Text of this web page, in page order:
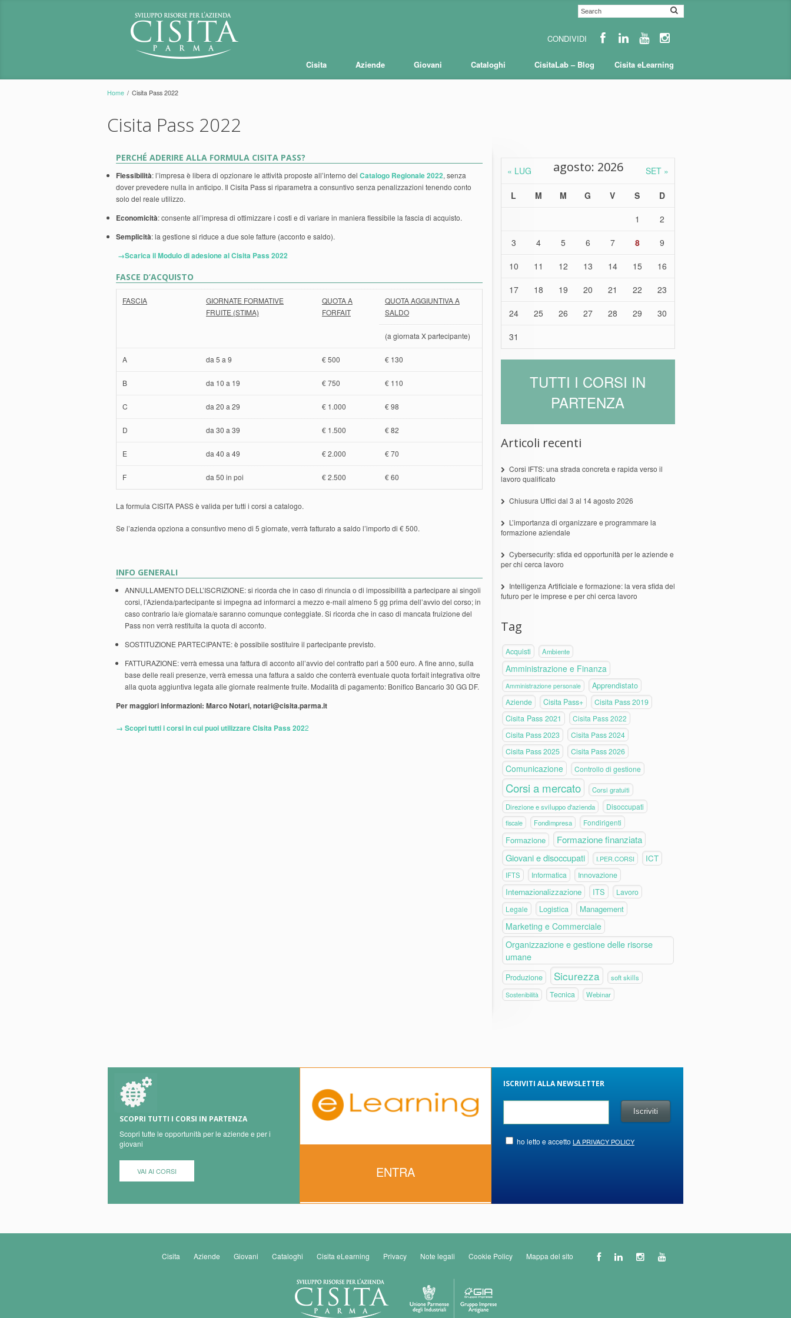
Cisita Aziende Giovani Cataloghi CisitaLab – Blog Cisita eLearning
Home / Cisita Pass 2022
Cisita Pass 2022
PERCHÉ ADERIRE ALLA FORMULA CISITA PASS?
Flessibilità: l’impresa è libera di opzionare le attività proposte all’interno del Catalogo Regionale 2022, senza
dover prevedere nulla in anticipo. Il Cisita Pass si riparametra a consuntivo senza penalizzazioni tenendo conto
solo del reale utilizzo.
Economicità: consente all’impresa di ottimizzare i costi e di variare in maniera flessibile la fascia di acquisto.
Semplicità: la gestione si riduce a due sole fatture (acconto e saldo).
→Scarica il Modulo di adesione al Cisita Pass 2022
FASCE D’ACQUISTO
FASCIA
GIORNATE FORMATIVE
FRUITE (STIMA)
QUOTA A
FORFAIT
QUOTA AGGIUNTIVA A
SALDO
(a giornata X partecipante)
A da 5 a 9 € 500 € 130
B da 10 a 19 € 750 € 110
C da 20 a 29 € 1.000 € 98
D da 30 a 39 € 1.500 € 82
E da 40 a 49 € 2.000 € 70
F da 50 in poi € 2.500 € 60
La formula CISITA PASS è valida per tutti i corsi a catalogo.
Se l’azienda opziona a consuntivo meno di 5 giornate, verrà fatturato a saldo l’importo di € 500.
INFO GENERALI
ANNULLAMENTO DELL’ISCRIZIONE: si ricorda che in caso di rinuncia o di impossibilità a partecipare ai singoli
corsi, l’Azienda/partecipante si impegna ad informarci a mezzo e-mail almeno 5 gg prima dell’avvio del corso; in
caso contrario la/e giornata/e saranno comunque conteggiate. Si ricorda che in caso di mancata fruizione del
Pass non verrà restituita la quota di acconto.
SOSTITUZIONE PARTECIPANTE: è possibile sostituire il partecipante previsto.
FATTURAZIONE: verrà emessa una fattura di acconto all’avvio del contratto pari a 500 euro. A fine anno, sulla
base delle reali presenze, verrà emessa una fattura a saldo che conterrà eventuale quota forfait integrativa oltre
alla quota aggiuntiva legata alle giornate realmente fruite. Modalità di pagamento: Bonifico Bancario 30 GG DF.
Per maggiori informazioni: Marco Notari, notari@cisita.parma.it
→ Scopri tutti i corsi in cui puoi utilizzare Cisita Pass 2022
« LUG SET »
agosto: 2026
L M M G V S
D
1
2
3
4 5 6 7 8
9
10
11 12 13 14 15
16
17
18 19 20 21 22
23
24
25 26 27 28 29
30
31
TUTTI I CORSI IN
PARTENZA
Articoli recenti
Corsi IFTS: una strada concreta e rapida verso il
lavoro qualificato
Chiusura Uffici dal 3 al 14 agosto 2026
L’importanza di organizzare e programmare la
formazione aziendale
Cybersecurity: sfida ed opportunità per le aziende e
per chi cerca lavoro
Intelligenza Artificiale e formazione: la vera sfida del
futuro per le imprese e per chi cerca lavoro
Tag
Acquisti Ambiente
Amministrazione e Finanza
Amministrazione personale
Apprendistato
Aziende
Cisita Pass+
Cisita Pass 2019
Cisita Pass 2021
Cisita Pass 2022
Cisita Pass 2023 Cisita Pass 2024
Cisita Pass 2025 Cisita Pass 2026
Comunicazione Controllo di gestione
Corsi a mercato
Corsi gratuiti
Direzione e sviluppo d'azienda
Disoccupati
fiscale Fondimpresa Fondirigenti
Formazione
Formazione finanziata
Giovani e disoccupati
I.PER.CORSI ICT
IFTS Informatica Innovazione
Internazionalizzazione ITS
Lavoro
Legale
Logistica Management
Marketing e Commerciale
Organizzazione e gestione delle risorse
umane
Produzione Sicurezza soft skills
Sostenibilità Tecnica Webinar
SCOPRI TUTTI I CORSI IN PARTENZA
Scopri tutte le opportunità per le aziende e per i
giovani
VAI AI CORSI ENTRA
ISCRIVITI ALLA NEWSLETTER
ho letto e accetto LA PRIVACY POLICY
Cisita Aziende Giovani Cataloghi Cisita eLearning Privacy Note legali Cookie Policy Mappa del sito